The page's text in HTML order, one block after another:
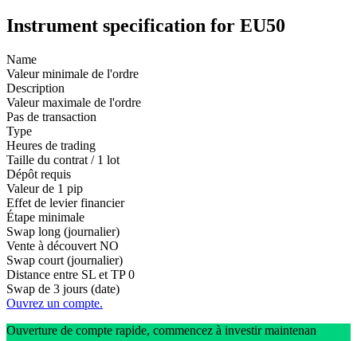
Instrument specification for EU50
Name
Valeur minimale de l'ordre
Description
Valeur maximale de l'ordre
Pas de transaction
Type
Heures de trading
Taille du contrat / 1 lot
Dépôt requis
Valeur de 1 pip
Effet de levier financier
Étape minimale
Swap long (journalier)
Vente à découvert NO
Swap court (journalier)
Distance entre SL et TP 0
Swap de 3 jours (date)
Ouvrez un compte.
Ouverture de compte rapide, commencez à investir maintenan